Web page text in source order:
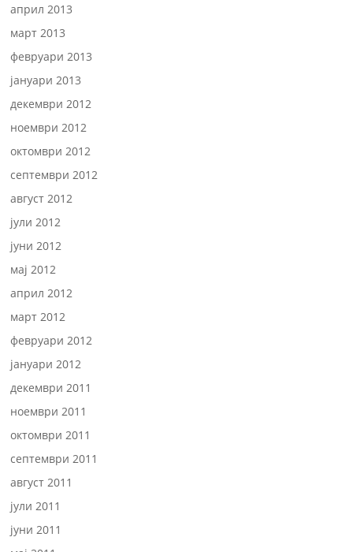
април 2013
март 2013
февруари 2013
јануари 2013
декември 2012
ноември 2012
октомври 2012
септември 2012
август 2012
јули 2012
јуни 2012
мај 2012
април 2012
март 2012
февруари 2012
јануари 2012
декември 2011
ноември 2011
октомври 2011
септември 2011
август 2011
јули 2011
јуни 2011